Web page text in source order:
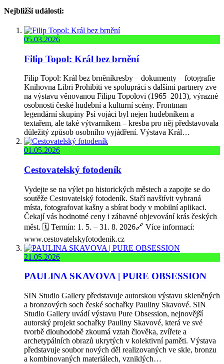
Nejbližší události:
05.03.2026
Filip Topol: Král bez brnění
Filip Topol: Král bez brněníkresby – dokumenty – fotografie
Knihovna Libri Prohibiti ve spolupráci s dalšími partnery zve
na výstavu věnovanou Filipu Topolovi (1965–2013), výrazné
osobnosti české hudební a kulturní scény. Frontman
legendární skupiny Psí vojáci byl nejen hudebníkem a
textařem, ale také výtvarníkem – kresba pro něj představovala
důležitý způsob osobního vyjádření. Výstava Král…
01.05.2026
Cestovatelský fotodeník
Vydejte se na výlet po historických městech a zapojte se do
soutěže Cestovatelský fotodeník. Stačí navštívit vybraná
místa, fotografovat kašny a sbírat body v mobilní aplikaci.
Čekají vás hodnotné ceny i zábavné objevování krás českých
měst. 🗓️ Termín: 1. 5. – 31. 8. 2026🔗 Více informací:
www.cestovatelskyfotodenik.cz
21.05.2026
PAULINA SKAVOVA | PURE OBSESSION
SIN Studio Gallery představuje autorskou výstavu skleněných
a bronzových soch české sochařky Pauliny Skavové. SIN
Studio Gallery uvádí výstavu Pure Obsession, nejnovější
autorský projekt sochařky Pauliny Skavové, která ve své
tvorbě dlouhodobě zkoumá vztah člověka, zvířete a
archetypálních obrazů ukrytých v kolektivní paměti. Výstava
představuje soubor nových děl realizovaných ve skle, bronzu
a kombinovaných materiálech, vzniklých…